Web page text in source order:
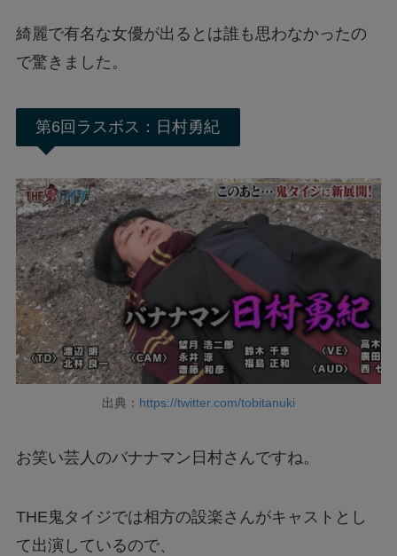
綺麗で有名な女優が出るとは誰も思わなかったの
で驚きました。
第6回ラスボス：日村勇紀
出典： https://twitter.com/tobitanuki
お笑い芸人のバナナマン日村さんですね。
THE鬼タイジでは相方の設楽さんがキャストとし
て出演しているので、